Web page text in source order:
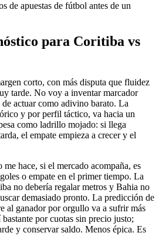
de apuestas de fútbol antes de un
para Coritiba vs
corto, con más disputa que fluidez
tarde. No voy a inventar marcador
actuar como adivino barato. La
y por perfil táctico, va hacia un
como ladrillo mojado: si llega
el empate empieza a crecer y el
me hace, si el mercado acompaña, es
o empate en el primer tiempo. La
no debería regalar metros y Bahia no
demasiado pronto. La predicción de
al ganador por orgullo va a sufrir más
por cuotas sin precio justo;
y conservar saldo. Menos épica. Es